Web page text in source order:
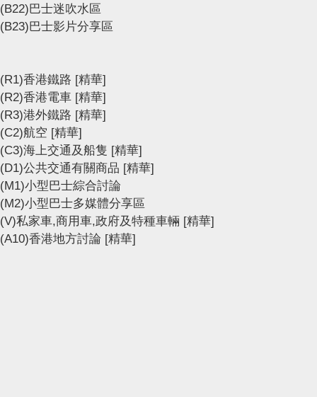
(B22)巴士迷吹水區
(B23)巴士影片分享區
(R1)香港鐵路 [精華]
(R2)香港電車 [精華]
(R3)港外鐵路 [精華]
(C2)航空 [精華]
(C3)海上交通及船隻 [精華]
(D1)公共交通有關商品 [精華]
(M1)小型巴士綜合討論
(M2)小型巴士多媒體分享區
(V)私家車,商用車,政府及特種車輛 [精華]
(A10)香港地方討論 [精華]